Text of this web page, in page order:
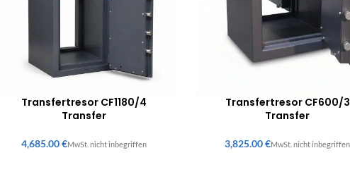
Transfertresor CF1180/4
Transfer
€
Transfertresor CF600/3
Transfer
€